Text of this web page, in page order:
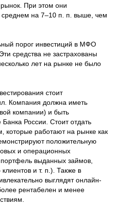
При этом они
среднем на 7–10 п. п. выше, чем
порог инвестиций в МФО
средства не застрахованы
лет на рынке не было
стоит
Компания должна иметь
компании) и быть
Банка России. Стоит отдать
которые работают на рынке как
положительную
и операционных
выданных займов,
и т. п.). Также в
выглядят онлайн-
рентабелен и менее